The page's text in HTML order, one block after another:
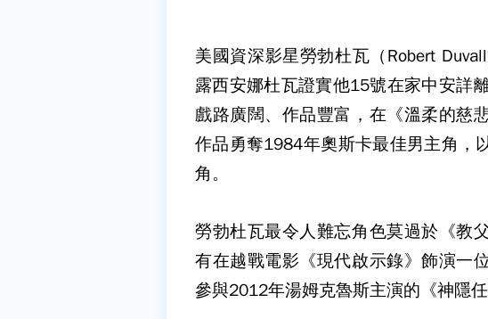
美國資深影星勞勃杜瓦（Robert
露西安娜杜瓦證實他15號在家中安詳
戲路廣闊、作品豐富，在《溫柔的慈
作品勇奪1984年奧斯卡最佳男主角，
角。
勞勃杜瓦最令人難忘角色莫過於《教
有在越戰電影《現代啟示錄》飾演一
參與2012年湯姆克魯斯主演的《神隱任